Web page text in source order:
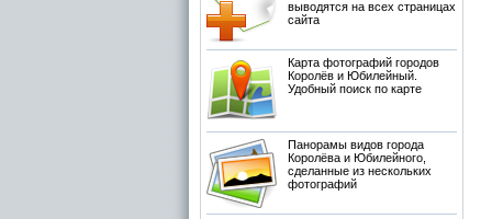
выводятся на всех страницах
сайта
Карта фотографий городов
Королёв и Юбилейный.
Удобный поиск по карте
Панорамы видов города
Королёва и Юбилейного,
сделанные из нескольких
фотографий